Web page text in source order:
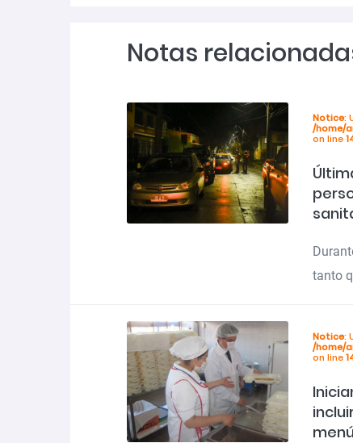
Notas
Notice:
/home/
on line
tanto
Notice:
/home/
on line